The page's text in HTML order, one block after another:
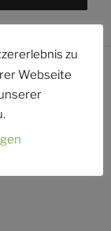
zu
Webseite